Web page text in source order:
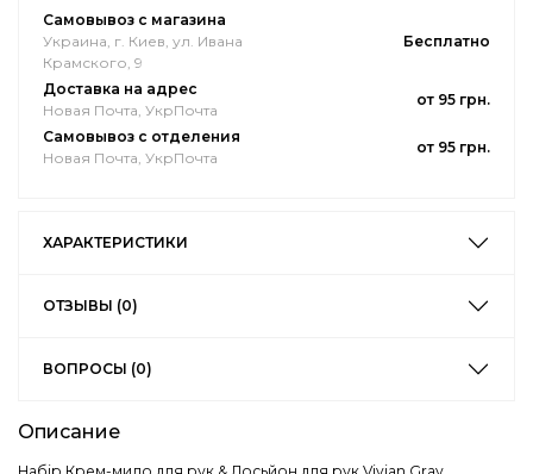
Самовывоз с магазина
Украина, г. Киев, ул. Ивана
Крамского, 9
Бесплатно
Доставка на адрес
Новая Почта, УкрПочта
от 95 грн.
Самовывоз с отделения
Новая Почта, УкрПочта
от 95 грн.
ХАРАКТЕРИСТИКИ
ОТЗЫВЫ (0)
ВОПРОСЫ (0)
Описание